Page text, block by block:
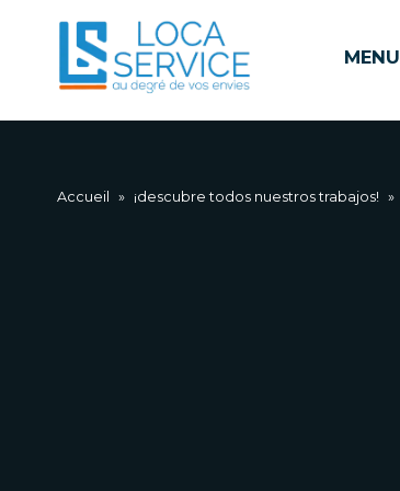
MENU
Accueil » ¡descubre todos nuestros trabajos! »